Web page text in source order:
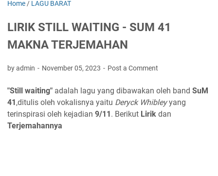
Home / LAGU BARAT
LIRIK STILL WAITING - SUM 41
MAKNA TERJEMAHAN
by admin November 05, 2023 Post a Comment
"Still waiting" adalah lagu yang dibawakan oleh band SuM
41,ditulis oleh vokalisnya yaitu Deryck Whibleyyang
terinspirasi oleh kejadian 9/11. Berikut Lirik dan
Terjemahannya